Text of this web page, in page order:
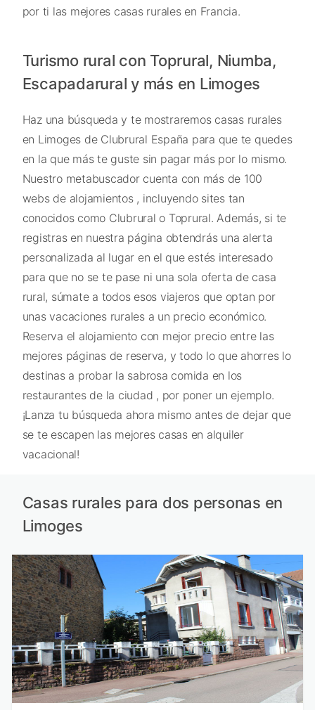
por ti las mejores casas rurales en Francia.
Turismo rural con Toprural, Niumba,
Escapadarural y más en Limoges
Haz una búsqueda y te mostraremos casas rurales
en Limoges de Clubrural España para que te quedes
en la que más te guste sin pagar más por lo mismo.
Nuestro metabuscador cuenta con más de 100
webs de alojamientos , incluyendo sites tan
conocidos como Clubrural o Toprural. Además, si te
registras en nuestra página obtendrás una alerta
personalizada al lugar en el que estés interesado
para que no se te pase ni una sola oferta de casa
rural, súmate a todos esos viajeros que optan por
unas vacaciones rurales a un precio económico.
Reserva el alojamiento con mejor precio entre las
mejores páginas de reserva, y todo lo que ahorres lo
destinas a probar la sabrosa comida en los
restaurantes de la ciudad , por poner un ejemplo.
¡Lanza tu búsqueda ahora mismo antes de dejar que
se te escapen las mejores casas en alquiler
vacacional!
Casas rurales para dos personas en
Limoges